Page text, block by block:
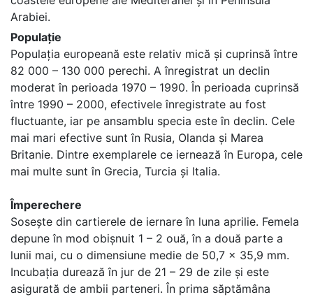
Arabiei.
Populație
Populația europeană este relativ mică și cuprinsă între
82 000 – 130 000 perechi. A înregistrat un declin
moderat în perioada 1970 – 1990. În perioada cuprinsă
între 1990 – 2000, efectivele înregistrate au fost
fluctuante, iar pe ansamblu specia este în declin. Cele
mai mari efective sunt în Rusia, Olanda și Marea
Britanie. Dintre exemplarele ce iernează în Europa, cele
mai multe sunt în Grecia, Turcia și Italia.
Împerechere
Sosește din cartierele de iernare în luna aprilie. Femela
depune în mod obișnuit 1 – 2 ouă, în a două parte a
lunii mai, cu o dimensiune medie de 50,7 x 35,9 mm.
Incubația durează în jur de 21 – 29 de zile și este
asigurată de ambii parteneri. În prima săptămâna